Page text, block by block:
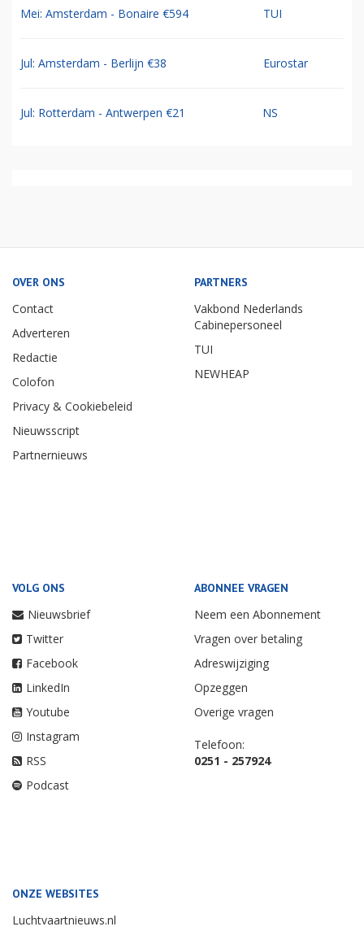
Mei: Amsterdam - Bonaire €594 TUI
Jul: Amsterdam - Berlijn €38 Eurostar
Jul: Rotterdam - Antwerpen €21 NS
OVER ONS
Contact
Adverteren
Redactie
Colofon
Privacy & Cookiebeleid
Nieuwsscript
Partnernieuws
PARTNERS
Vakbond Nederlands
Cabinepersoneel
TUI
NEWHEAP
VOLG ONS
Nieuwsbrief
Twitter
Facebook
LinkedIn
Youtube
Instagram
RSS
Podcast
ABONNEE VRAGEN
Neem een Abonnement
Vragen over betaling
Adreswijziging
Opzeggen
Overige vragen
Telefoon:
0251 - 257924
ONZE WEBSITES
Luchtvaartnieuws.nl